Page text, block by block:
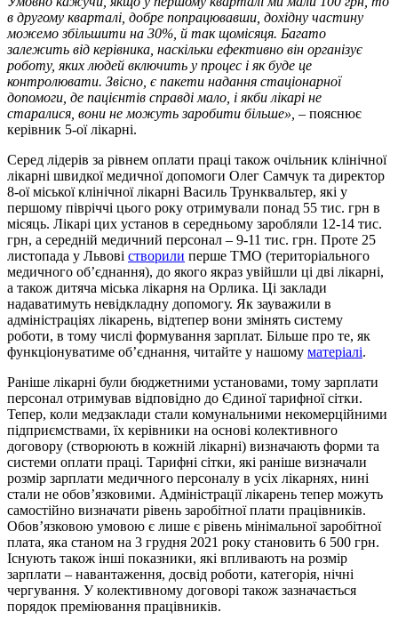
в другому кварталі, добре попрацювавши, дохідну частину
можемо збільшити на 30%, й так щомісяця. Багато
залежить від керівника, наскільки ефективно він організує
роботу, яких людей включить у процес і як буде це
контролювати. Звісно, є пакети надання стаціонарної
допомоги, де пацієнтів справді мало, і якби лікарі не
старалися, вони не можуть заробити більше», – пояснює
керівник 5-ої лікарні.
Серед лідерів за рівнем оплати праці також очільник клінічної
лікарні швидкої медичної допомоги Олег Самчук та директор
8-ої міської клінічної лікарні Василь Трунквальтер, які у
першому півріччі цього року отримували понад 55 тис. грн в
місяць. Лікарі цих установ в середньому заробляли 12-14 тис.
грн, а середній медичний персонал – 9-11 тис. грн. Проте 25
листопада у Львові створили перше ТМО (територіального
медичного об’єднання), до якого якраз увійшли ці дві лікарні,
а також дитяча міська лікарня на Орлика. Ці заклади
надаватимуть невідкладну допомогу. Як зауважили в
адміністраціях лікарень, відтепер вони змінять систему
роботи, в тому числі формування зарплат. Більше про те, як
функціонуватиме об’єднання, читайте у нашому матеріалі.
Раніше лікарні були бюджетними установами, тому зарплати
персонал отримував відповідно до Єдиної тарифної сітки.
Тепер, коли медзаклади стали комунальними некомерційними
підприємствами, їх керівники на основі колективного
договору (створюють в кожній лікарні) визначають форми та
системи оплати праці. Тарифні сітки, які раніше визначали
розмір зарплати медичного персоналу в усіх лікарнях, нині
стали не обов’язковими. Адміністрації лікарень тепер можуть
самостійно визначати рівень заробітної плати працівників.
Обов’язковою умовою є лише є рівень мінімальної заробітної
плата, яка станом на 3 грудня 2021 року становить 6 500 грн.
Існують також інші показники, які впливають на розмір
зарплати – навантаження, досвід роботи, категорія, нічні
чергування. У колективному договорі також зазначається
порядок преміювання працівників.